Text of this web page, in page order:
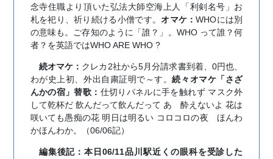
念寺住職より頂いた弘法大師空海上人「利剣名号」お
札を祀り、祈り続ける小僧です。オマケ：WHOには別
の意味も。ご存知のように「誰？」。WHO って誰？何
者？を英語ではWHO ARE WHO ?
続オマケ： クレカ2社から5月分請求書到着、0円也、
わが史上初、外出自粛証明で～す。続々オマケ「さざ
んかの宿」替歌： 仕切りパネルに手を触れず マスク外
して乾杯だ 飲んだって飲んだって あゝ酔えないよ 花は
咲いても愚痴の花 明日は明るい コロコロの夜 ほんわ
かほんわか。（06/06記）
編集後記：本日06/11品川駅近くの眼科を受診した